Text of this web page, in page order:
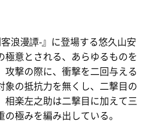
浪漫譚-』に登場する悠久山安
極意とされる、あらゆるものを
撃の際に、衝撃を二回与える
象の抵抗力を無くし、二撃目の
楽左之助は二撃目に加えて三
極みを編み出している。